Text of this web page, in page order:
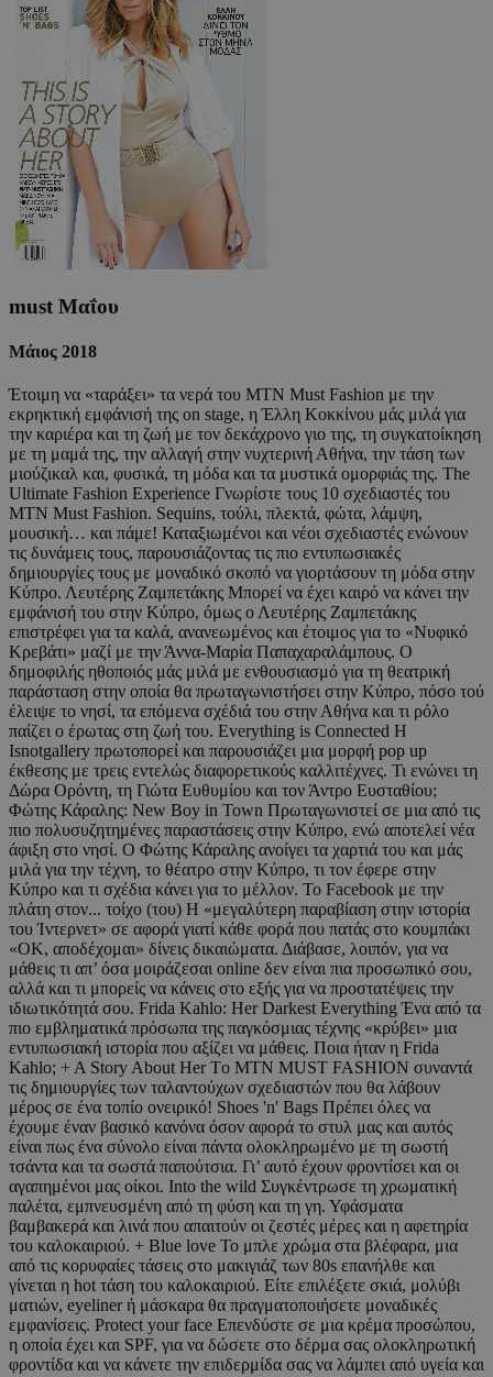
must Μαΐου
Μάιος 2018
Έτοιμη να «ταράξει» τα νερά του ΜΤΝ Must Fashion με την
εκρηκτική εμφάνισή της on stage, η Έλλη Κοκκίνου μάς μιλά για
την καριέρα και τη ζωή με τον δεκάχρονο γιο της, τη συγκατοίκηση
με τη μαμά της, την αλλαγή στην νυχτερινή Αθήνα, την τάση των
μιούζικαλ και, φυσικά, τη μόδα και τα μυστικά ομορφιάς της. The
Ultimate Fashion Experience Γνωρίστε τους 10 σχεδιαστές του
MTN Must Fashion. Sequins, τούλι, πλεκτά, φώτα, λάμψη,
μουσική… και πάμε! Καταξιωμένοι και νέοι σχεδιαστές ενώνουν
τις δυνάμεις τους, παρουσιάζοντας τις πιο εντυπωσιακές
δημιουργίες τους με μοναδικό σκοπό να γιορτάσουν τη μόδα στην
Κύπρο. Λευτέρης Ζαμπετάκης Μπορεί να έχει καιρό να κάνει την
εμφάνισή του στην Κύπρο, όμως ο Λευτέρης Ζαμπετάκης
επιστρέφει για τα καλά, ανανεωμένος και έτοιμος για το «Νυφικό
Κρεβάτι» μαζί με την Άννα-Μαρία Παπαχαραλάμπους. Ο
δημοφιλής ηθοποιός μάς μιλά με ενθουσιασμό για τη θεατρική
παράσταση στην οποία θα πρωταγωνιστήσει στην Κύπρο, πόσο τού
έλειψε το νησί, τα επόμενα σχέδιά του στην Αθήνα και τι ρόλο
παίζει ο έρωτας στη ζωή του. Everything is Connected Η
Isnotgallery πρωτοπορεί και παρουσιάζει μια μορφή pop up
έκθεσης με τρεις εντελώς διαφορετικούς καλλιτέχνες. Τι ενώνει τη
Δώρα Ορόντη, τη Γιώτα Ευθυμίου και τον Άντρο Ευσταθίου;
Φώτης Κάραλης: New Boy in Town Πρωταγωνιστεί σε μια από τις
πιο πολυσυζητημένες παραστάσεις στην Κύπρο, ενώ αποτελεί νέα
άφιξη στο νησί. Ο Φώτης Κάραλης ανοίγει τα χαρτιά του και μάς
μιλά για την τέχνη, το θέατρο στην Κύπρο, τι τον έφερε στην
Κύπρο και τι σχέδια κάνει για το μέλλον. To Facebook με την
πλάτη στον... τοίχο (του) Η «μεγαλύτερη παραβίαση στην ιστορία
του Ίντερνετ» σε αφορά γιατί κάθε φορά που πατάς στο κουμπάκι
«ΟΚ, αποδέχομαι» δίνεις δικαιώματα. Διάβασε, λοιπόν, για να
μάθεις τι απ’ όσα μοιράζεσαι online δεν είναι πια προσωπικό σου,
αλλά και τι μπορείς να κάνεις στο εξής για να προστατέψεις την
ιδιωτικότητά σου. Frida Kahlo: Her Darkest Everything Ένα από τα
πιο εμβληματικά πρόσωπα της παγκόσμιας τέχνης «κρύβει» μια
εντυπωσιακή ιστορία που αξίζει να μάθεις. Ποια ήταν η Frida
Kahlo; + A Story About Her Tο MTN MUST FASHION συναντά
τις δημιουργίες των ταλαντούχων σχεδιαστών που θα λάβουν
μέρος σε ένα τοπίο ονειρικό! Shoes 'n' Bags Πρέπει όλες να
έχουμε έναν βασικό κανόνα όσον αφορά το στυλ μας και αυτός
είναι πως ένα σύνολο είναι πάντα ολοκληρωμένο με τη σωστή
τσάντα και τα σωστά παπούτσια. Γι’ αυτό έχουν φροντίσει και οι
αγαπημένοι μας οίκοι. Into the wild Συγκέντρωσε τη χρωματική
παλέτα, εμπνευσμένη από τη φύση και τη γη. Υφάσματα
βαμβακερά και λινά που απαιτούν οι ζεστές μέρες και η αφετηρία
του καλοκαιριού. + Blue love Το μπλε χρώμα στα βλέφαρα, μια
από τις κορυφαίες τάσεις στο μακιγιάζ των 80s επανήλθε και
γίνεται η hot τάση του καλοκαιριού. Είτε επιλέξετε σκιά, μολύβι
ματιών, eyeliner ή μάσκαρα θα πραγματοποιήσετε μοναδικές
εμφανίσεις. Protect your face Επενδύστε σε μια κρέμα προσώπου,
η οποία έχει και SPF, για να δώσετε στο δέρμα σας ολοκληρωτική
φροντίδα και να κάνετε την επιδερμίδα σας να λάμπει από υγεία και